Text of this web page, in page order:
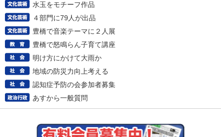
水玉をモチーフ作品
４部門に79人が出品
豊橋で音楽テーマに２人展
豊橋で怒鳴らん子育て講座
明け方にかけて大雨か
地域の防災力向上考える
認知症予防の会参加者募集
あすから一般質問